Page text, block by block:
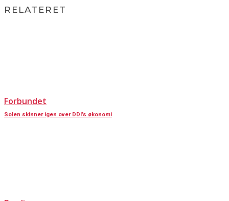
RELATERET
Forbundet
Solen skinner igen over DDI’s økonomi